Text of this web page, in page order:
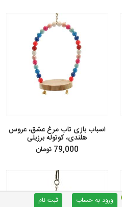
ورود به حساب ثبت نام
اسباب بازی تاب مرغ عشق، عروس
هلندی، کوتوله برزیلی
79,000 تومان